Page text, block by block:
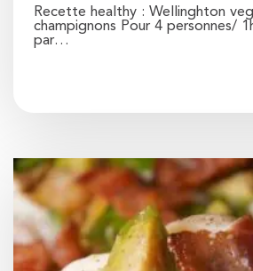
Recette healthy : Wellinghton
champignons Pour 4 personnes/
par…